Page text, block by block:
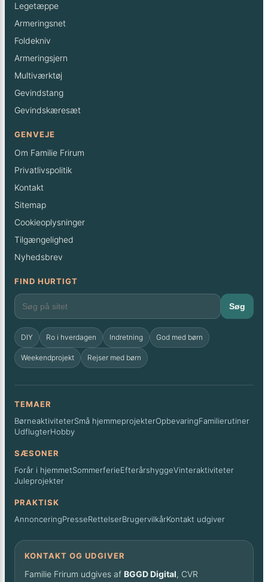
Legetæppe
Armeringsnet
Foldekniv
Armeringsjern
Multiværktøj
Gevindstang
Gevindskæresæt
GENVEJE
Om Familie Frirum
Privatlivspolitik
Kontakt
Sitemap
Cookieoplysninger
Tilgængelighed
Nyhedsbrev
FIND HURTIGT
Søg
DIY Ro i hverdagen Indretning God med børn
Weekendprojekt Rejser med børn
TEMAER
BørneaktiviteterSmå hjemmeprojekterOpbevaringFamilierutiner
UdflugterHobby
SÆSONER
Forår i hjemmetSommerferieEfterårshyggeVinteraktiviteter
Juleprojekter
PRAKTISK
AnnonceringPresseRettelserBrugervilkårKontakt udgiver
KONTAKT OG UDGIVER
Familie Frirum udgives af BGGD Digital, CVR